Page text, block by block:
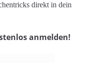
direkt in dein
anmelden!